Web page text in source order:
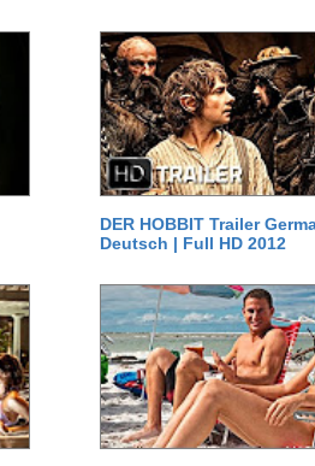
DER HOBBIT Trailer
Deutsch | Full HD 2012